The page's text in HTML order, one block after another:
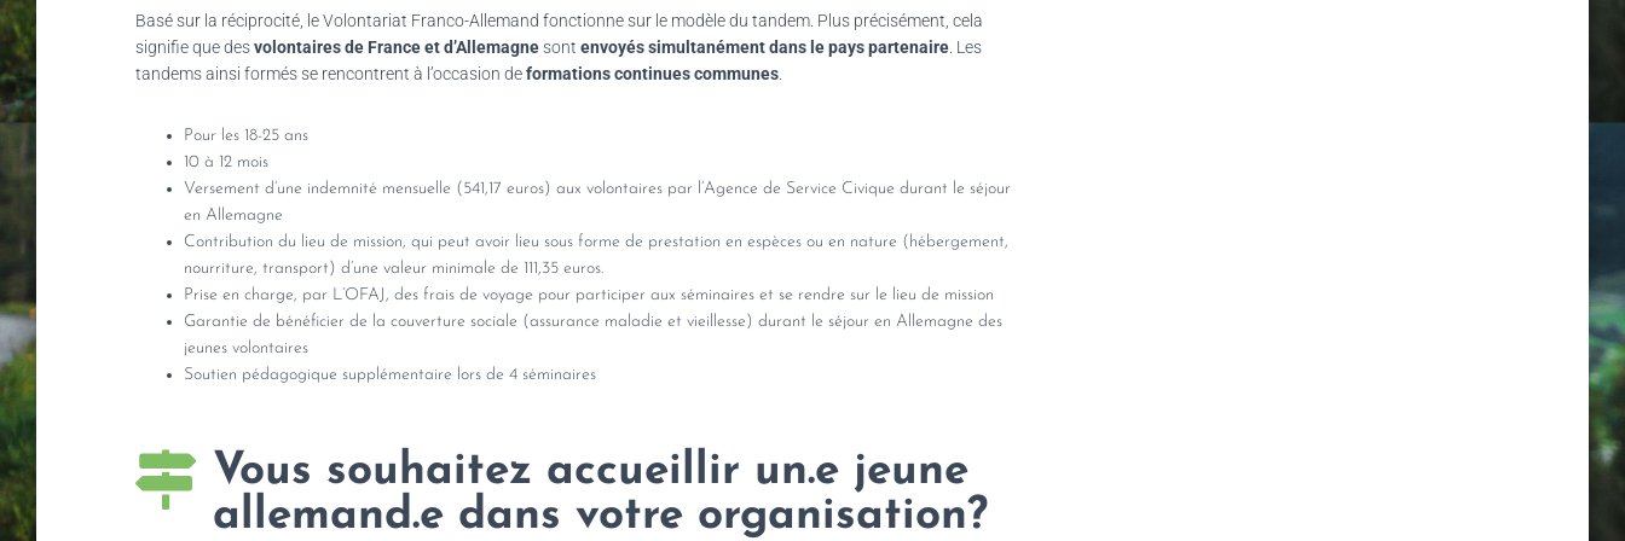
Basé sur la réciprocité, le Volontariat Franco-Allemand fonctionne sur le modèle du tandem. Plus précisément, cela
signifie que desvolontaires de France et d’Allemagnesont envoyés simultanément dans le pays partenaire . Les
tandems ainsi formés se rencontrent à l’occasion deformations continues communes
Pour les 18-25 ans
10 à 12 mois
Versement d’une indemnité mensuelle (541,17 euros) aux volontaires par l’Agence de Service Civique durant le séjour
en Allemagne
Contribution du lieu de mission, qui peut avoir lieu sous forme de prestation en espèces ou en nature (hébergement,
nourriture, transport) d’une valeur minimale de 111,35 euros.
Prise en charge, par L’OFAJ, des frais de voyage pour participer aux séminaires et se rendre sur le lieu de mission
Garantie de bénéficier de la couverture sociale (assurance maladie et vieillesse) durant le séjour en Allemagne des
jeunes volontaires
Soutien pédagogique supplémentaire lors de 4 séminaires
Vous souhaitez accueillir un.e jeune
allemand.e dans votre organisation?